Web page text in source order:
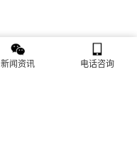
新闻资讯 电话咨询